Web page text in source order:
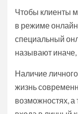
Чтобы клиенты
в режиме
специальный
называют
Наличие
жизнь
возможностях, а